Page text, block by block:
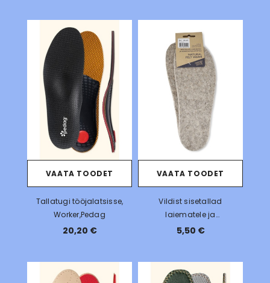
VAATA TOODET
Tallatugi tööjalatsisse,
Worker,Pedag
20,20 €
VAATA TOODET
Vildist sisetallad
laiematele ja
barefootjalatsitele
5,50 €